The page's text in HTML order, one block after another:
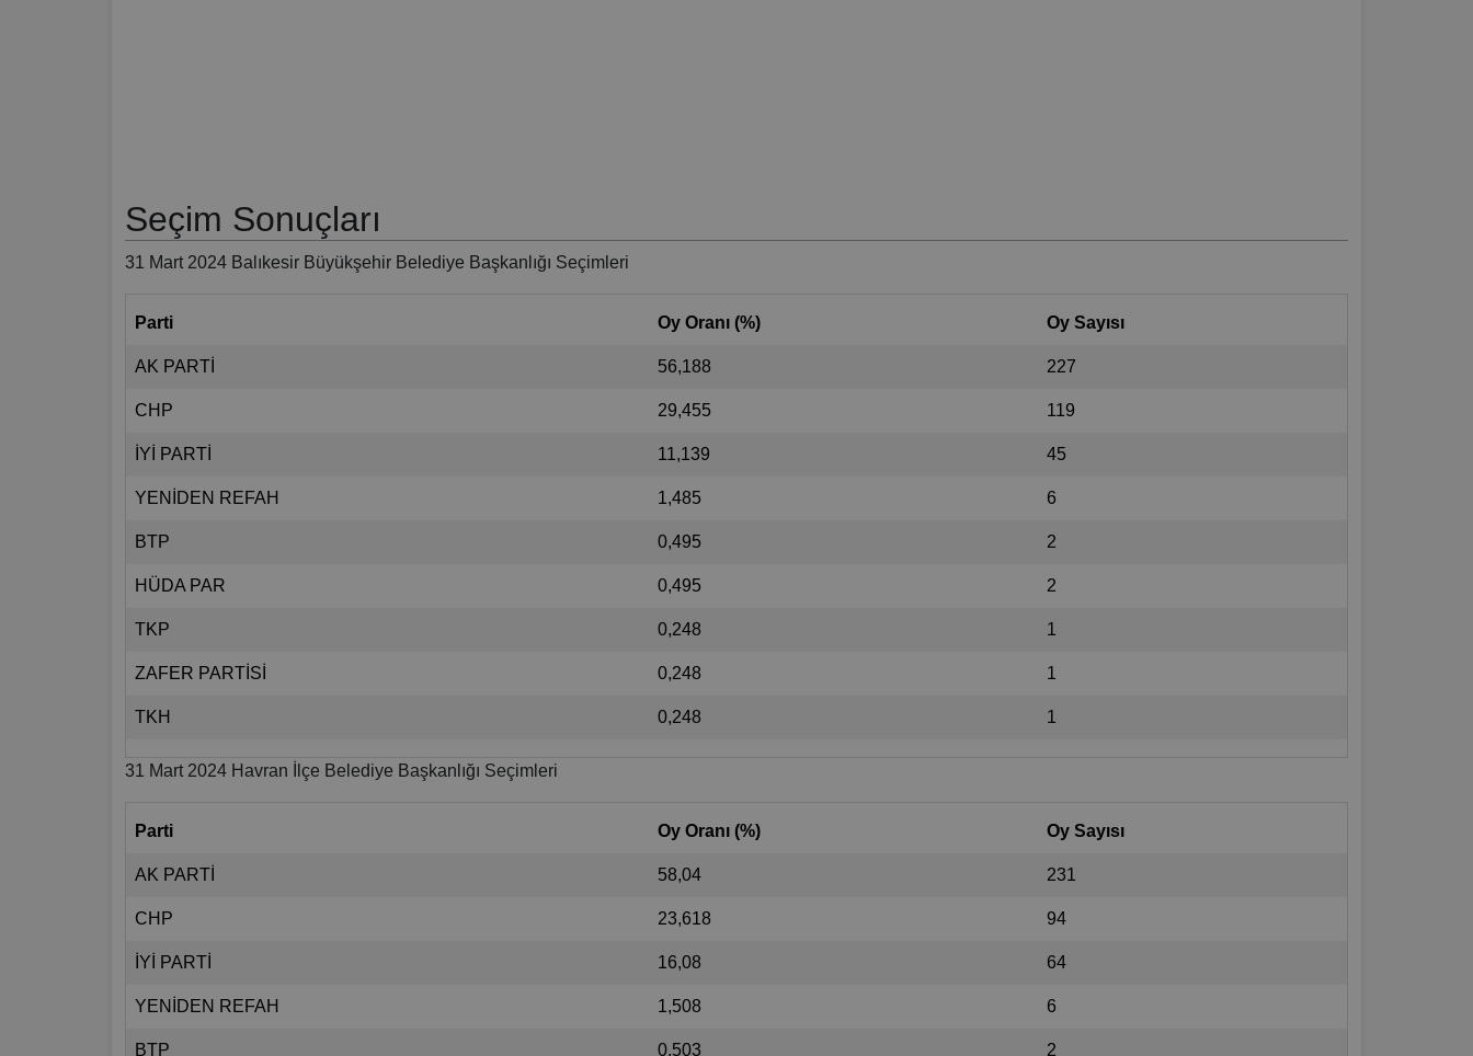
Seçim Sonuçları
31 Mart 2024 Balıkesir Büyükşehir Belediye Başkanlığı Seçimleri
Parti Oy Oranı (%) Oy Sayısı
AK PARTİ 56,188 227
CHP 29,455 119
İYİ PARTİ 11,139 45
YENİDEN REFAH 1,485 6
BTP 0,495 2
HÜDA PAR 0,495 2
TKP 0,248 1
ZAFER PARTİSİ 0,248 1
TKH 0,248 1
31 Mart 2024 Havran İlçe Belediye Başkanlığı Seçimleri
Parti Oy Oranı (%) Oy Sayısı
AK PARTİ 58,04 231
CHP 23,618 94
İYİ PARTİ 16,08 64
YENİDEN REFAH 1,508 6
BTP 0,503 2